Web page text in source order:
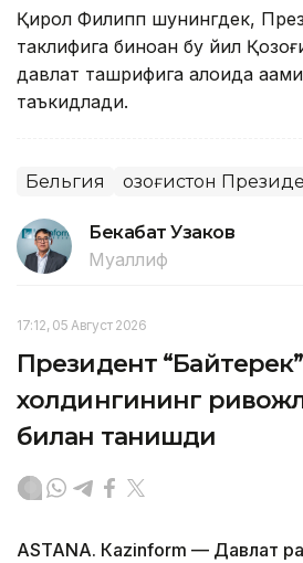
Қирол Филипп шунингдек,
таклифига биноан бу йил
давлат ташрифига алоҳида
таъкидлади.
Бельгия Қозоғистон
Бекабат Узаков
Муаллиф
17:12, 05 Август 2026
Президент “Байтерек”
холдингининг
билан танишди
ASTANА. Каzinform — Давлат